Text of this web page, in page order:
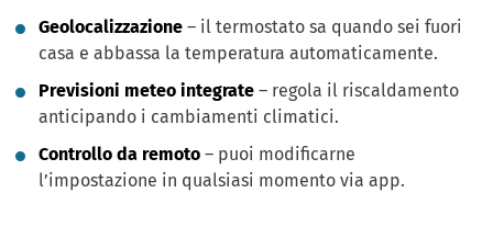
Geolocalizzazione – il termostato sa quando sei fuori
casa e abbassa la temperatura automaticamente.
Previsioni meteo integrate – regola il riscaldamento
anticipando i cambiamenti climatici.
Controllo da remoto – puoi modificarne
l’impostazione in qualsiasi momento via app.